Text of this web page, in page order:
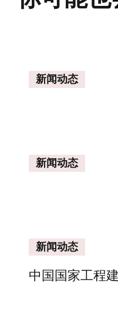
新闻动态
新闻动态
新闻动态
中国国家工程